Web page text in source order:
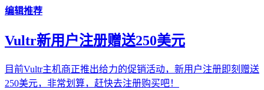
编辑推荐
Vultr新用户注册赠送250美元
目前Vultr主机商正推出给力的促销活动，新用户注册即刻赠送
250美元，非常划算，赶快去注册购买吧！